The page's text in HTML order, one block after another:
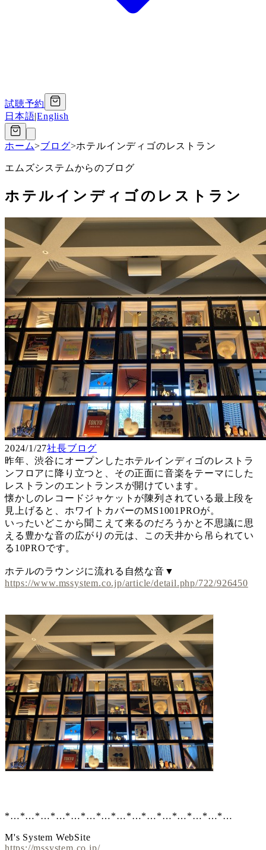
試聴予約
日本語|English
ホーム>ブログ>ホテルインディゴのレストラン
エムズシステムからのブログ
ホテルインディゴのレストラン
2024/1/27社長ブログ
昨年、渋谷にオープンしたホテルインディゴのレストラ
ンフロアに降り立つと、その正面に音楽をテーマにした
レストランのエントランスが開けています。
懐かしのレコードジャケットが陳列されている最上段を
見上げると、ホワイトカバーのMS1001PROが。
いったいどこから聞こえて来るのだろうかと不思議に思
える豊かな音の広がりの元は、この天井から吊られてい
る10PROです。
ホテルのラウンジに流れる自然な音▼
https://www.mssystem.co.jp/article/detail.php/722/926450
*…*…*…*…*…*…*…*…*…*…*…*…*…*…*…
M's System WebSite
https://mssystem.co.jp/